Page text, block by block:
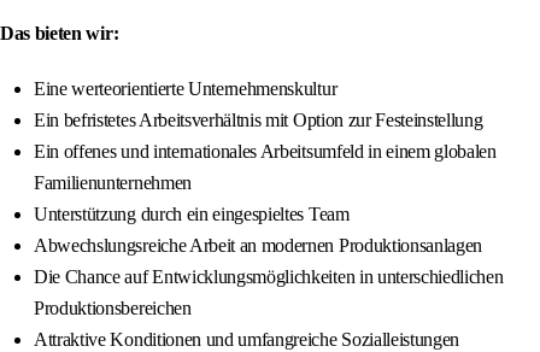
Das bieten wir:
Eine werteorientierte Unternehmenskultur
Ein befristetes Arbeitsverhältnis mit Option zur Festeinstellung
Ein offenes und internationales Arbeitsumfeld in einem globalen
Familienunternehmen
Unterstützung durch ein eingespieltes Team
Abwechslungsreiche Arbeit an modernen Produktionsanlagen
Die Chance auf Entwicklungsmöglichkeiten in unterschiedlichen
Produktionsbereichen
Attraktive Konditionen und umfangreiche Sozialleistungen